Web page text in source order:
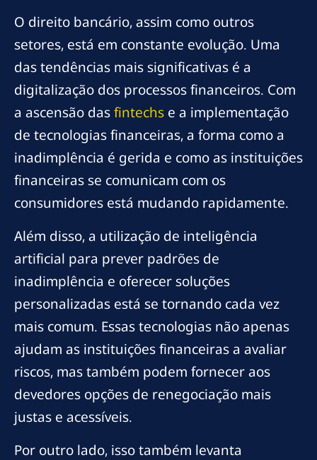
O direito bancário, assim como outros
setores, está em constante evolução. Uma
das tendências mais significativas é a
digitalização dos processos financeiros. Com
a ascensão dasfintechs e a implementação
de tecnologias financeiras, a forma como a
inadimplência é gerida e como as instituições
financeiras se comunicam com os
consumidores está mudando rapidamente.
Além disso, a utilização de inteligência
artificial para prever padrões de
inadimplência e oferecer soluções
personalizadas está se tornando cada vez
mais comum. Essas tecnologias não apenas
ajudam as instituições financeiras a avaliar
riscos, mas também podem fornecer aos
devedores opções de renegociação mais
justas e acessíveis.
Por outro lado, isso também levanta